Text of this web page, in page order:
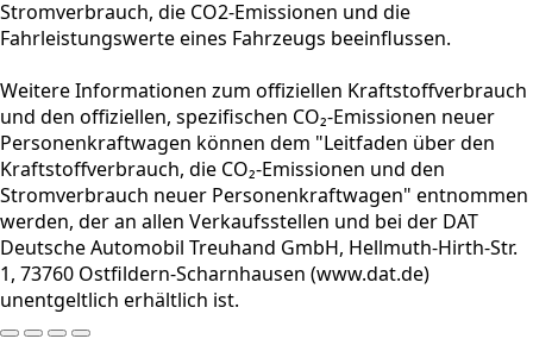
Stromverbrauch, die CO2-Emissionen und die
Fahrleistungswerte eines Fahrzeugs beeinflussen.
Weitere Informationen zum offiziellen Kraftstoffverbrauch
und den offiziellen, spezifischen CO₂-Emissionen neuer
Personenkraftwagen können dem "Leitfaden über den
Kraftstoffverbrauch, die CO₂-Emissionen und den
Stromverbrauch neuer Personenkraftwagen" entnommen
werden, der an allen Verkaufsstellen und bei der DAT
Deutsche Automobil Treuhand GmbH, Hellmuth-Hirth-Str.
1, 73760 Ostfildern-Scharnhausen (www.dat.de)
unentgeltlich erhältlich ist.